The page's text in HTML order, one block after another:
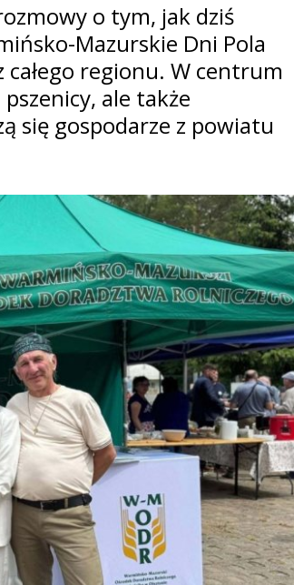
o tym, jak dziś
Mazurskie Dni Pola
regionu. W centrum
ale także
się gospodarze z powiatu